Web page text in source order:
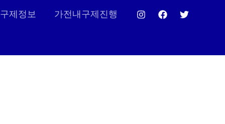
제정보 가전내구제진행